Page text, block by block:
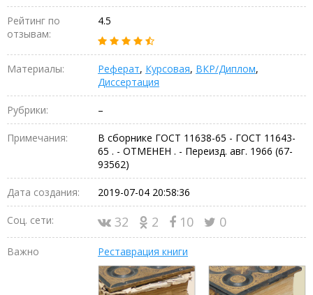
Рейтинг по
отзывам:
4.5
Материалы: Реферат, Курсовая, ВКР/Диплом,
Диссертация
Рубрики: –
Примечания:
В сборнике ГОСТ 11638-65 - ГОСТ 11643-
65 . - ОТМЕНЕН . - Переизд. авг. 1966 (67-
93562)
Дата создания: 2019-07-04 20:58:36
Соц. сети: 32 2 10 0
Важно Реставрация книги